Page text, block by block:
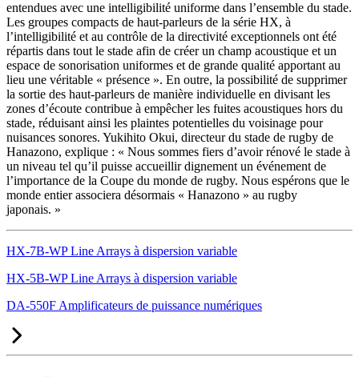
entendues avec une intelligibilité uniforme dans l’ensemble du stade.
Les groupes compacts de haut-parleurs de la série HX, à
l’intelligibilité et au contrôle de la directivité exceptionnels ont été
répartis dans tout le stade afin de créer un champ acoustique et un
espace de sonorisation uniformes et de grande qualité apportant au
lieu une véritable « présence ». En outre, la possibilité de supprimer
la sortie des haut-parleurs de manière individuelle en divisant les
zones d’écoute contribue à empêcher les fuites acoustiques hors du
stade, réduisant ainsi les plaintes potentielles du voisinage pour
nuisances sonores. Yukihito Okui, directeur du stade de rugby de
Hanazono, explique : « Nous sommes fiers d’avoir rénové le stade à
un niveau tel qu’il puisse accueillir dignement un événement de
l’importance de la Coupe du monde de rugby. Nous espérons que le
monde entier associera désormais « Hanazono » au rugby
japonais. »
HX-7B-WP Line Arrays à dispersion variable
HX-5B-WP Line Arrays à dispersion variable
DA-550F Amplificateurs de puissance numériques